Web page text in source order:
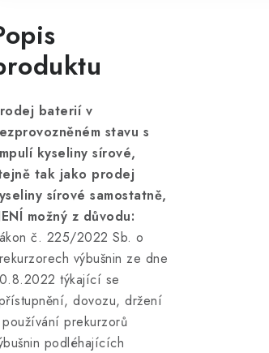
baterií v
stavu s
kyseliny sírové,
tak jako prodej
sírové samostatně,
možný z důvodu:
č. 225/2022 Sb. o
výbušnin ze dne
týkající se
dovozu, držení
prekurzorů
podléhajících